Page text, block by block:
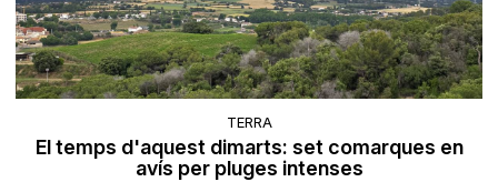
TERRA
El temps d'aquest dimarts: set comarques en
avís per pluges intenses